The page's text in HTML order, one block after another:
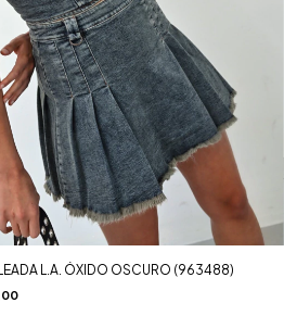
L.A. ÓXIDO OSCURO (963488)